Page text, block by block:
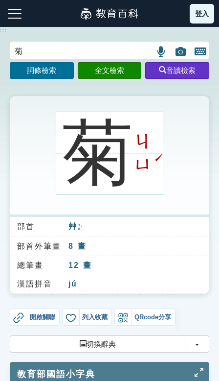
到
主
:::
注音索引圖示 筆畫索引圖示 部首索引表圖示
索引選單
知識索引
單字索引
生命大百科索引
遊戲專區
教學應用
貓頭鷹博士
登入
:::
語
言
搜
示
圖
片
搜
開
鍵
圖
詞條檢索 全文檢索 音讀檢索
菊 ㄐ
ㄩˊ
部首 艸 ㄘㄠˇ
部首外筆畫 8 畫
總筆畫 12 畫
漢語拼音 jú
開啟關聯 列入收藏 QRcode分享
切換辭典 切換
教育部國語小字典